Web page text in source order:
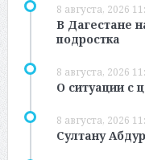
8 августа, 2026
В Дагестане
подростка
8 августа, 2026
О ситуации с
8 августа, 2026
Султану